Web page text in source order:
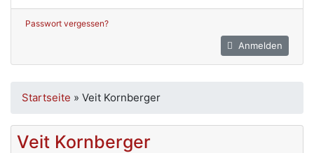
Passwort vergessen?
Anmelden
Startseite » Veit Kornberger
Veit Kornberger